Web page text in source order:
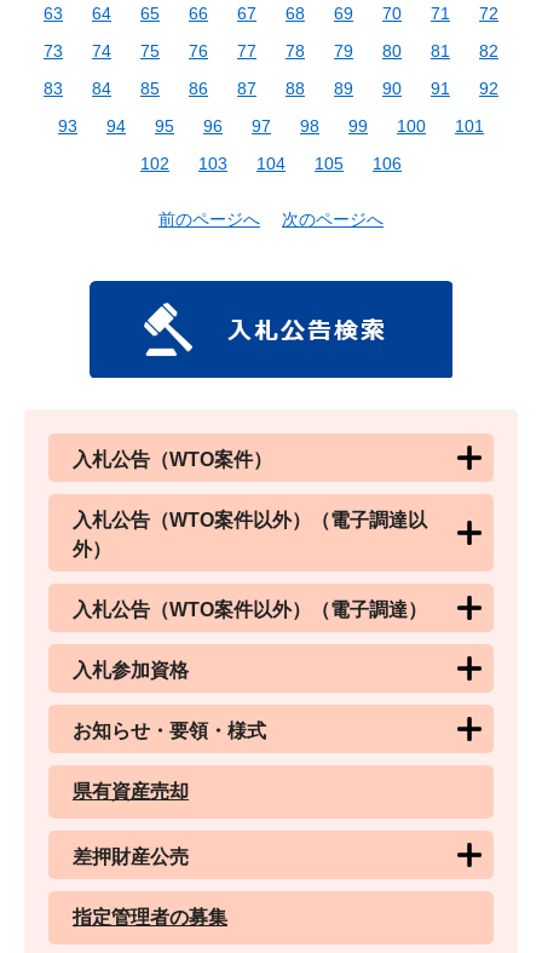
63
64 65 66 67 68 69 70 71
72
73
74 75 76 77 78 79 80 81
82
83
84 85 86 87 88 89 90 91
92
93
94 95 96 97 98 99 100
101
102
103 104 105 106
前のページへ 次のページへ
入札公告（WTO案件）
入札公告（WTO案件以外）（電子調達以
外）
入札公告（WTO案件以外）（電子調達）
入札参加資格
お知らせ・要領・様式
県有資産売却
差押財産公売
指定管理者の募集